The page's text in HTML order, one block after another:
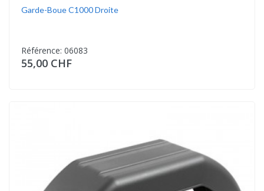
Garde-Boue C1000 Droite
Référence: 06083
55,00 CHF